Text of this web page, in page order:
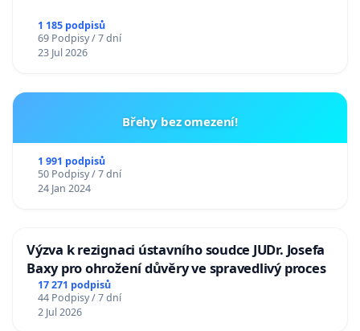
1 185 podpisů
69 Podpisy / 7 dní
23 Jul 2026
Břehy bez omezení!
1 991 podpisů
50 Podpisy / 7 dní
24 Jan 2024
Výzva k rezignaci ústavního soudce JUDr. Josefa
Baxy pro ohrožení důvěry ve spravedlivý proces
17 271 podpisů
44 Podpisy / 7 dní
2 Jul 2026